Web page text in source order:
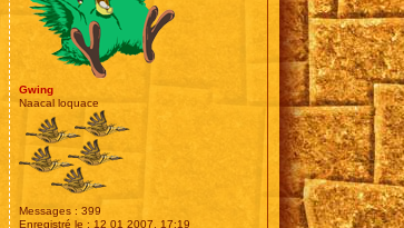
Gwing
Naacal loquace
Messages : 399
Enregistré le : 12 01 2007, 17:19